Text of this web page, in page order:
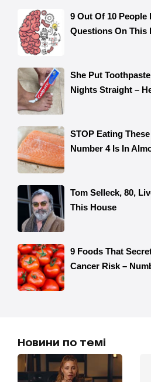
Новини по темі